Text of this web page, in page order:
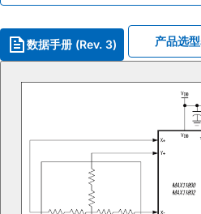
数据手册 (Rev. 3) 产品选